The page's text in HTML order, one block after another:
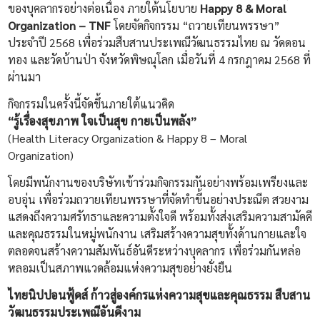
ของบุคลากรอย่างต่อเนื่อง ภายใต้นโยบาย Happy 8 & Moral
Organization – TNFโดยจัดกิจกรรม “ถวายเทียนพรรษา”
ประจำปี 2568 เพื่อร่วมสืบสานประเพณีวัฒนธรรมไทย ณ วัดดอน
ทอง และวัดบ้านป่า จังหวัดพิษณุโลก เมื่อวันที่ 4 กรกฎาคม 2568 ที่
ผ่านมา
กิจกรรมในครั้งนี้จัดขึ้นภายใต้แนวคิด
“รู้เรื่องสุขภาพ ใจเป็นสุข กายเป็นพลัง”
(Health Literacy Organization & Happy 8 – Moral
Organization)
โดยมีพนักงานของบริษัทเข้าร่วมกิจกรรมกันอย่างพร้อมเพรียงและ
อบอุ่น เพื่อร่วมถวายเทียนพรรษาที่จัดทำขึ้นอย่างประณีต สวยงาม
แสดงถึงความศรัทธาและความตั้งใจดี พร้อมทั้งส่งเสริมความสามัคคี
และคุณธรรมในหมู่พนักงาน เสริมสร้างความสุขทั้งด้านกายและใจ
ตลอดจนสร้างความสัมพันธ์อันดีระหว่างบุคลากร เพื่อร่วมกันหล่อ
หลอมเป็นสภาพแวดล้อมแห่งความสุขอย่างยั่งยืน
ไทยนิปปอนฟู้ดส์ ก้าวสู่องค์กรแห่งความสุขและคุณธรรม สืบสาน
วัฒนธรรมประเพณีอันดีงาม